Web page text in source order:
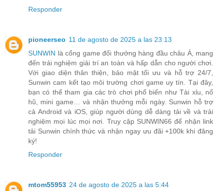
Responder
pioneerseo 11 de agosto de 2025 a las 23:13
SUNWIN là cổng game đổi thưởng hàng đầu châu Á, mang
đến trải nghiệm giải trí an toàn và hấp dẫn cho người chơi.
Với giao diện thân thiện, bảo mật tối ưu và hỗ trợ 24/7,
Sunwin cam kết tạo môi trường chơi game uy tín. Tại đây,
bạn có thể tham gia các trò chơi phổ biến như Tài xỉu, nổ
hũ, mini game… và nhận thưởng mỗi ngày. Sunwin hỗ trợ
cả Android và iOS, giúp người dùng dễ dàng tải về và trải
nghiệm mọi lúc mọi nơi. Truy cập SUNWIN66 để nhận link
tải Sunwin chính thức và nhận ngay ưu đãi +100k khi đăng
ký!
Responder
mtom55953 24 de agosto de 2025 a las 5:44